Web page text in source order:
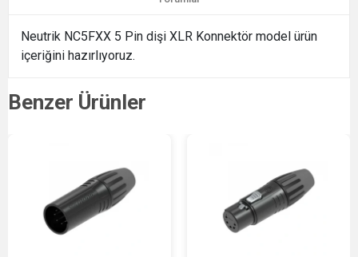
Neutrik NC5FXX 5 Pin dişi XLR Konnektör model ürün
içeriğini hazırlıyoruz.
Benzer Ürünler